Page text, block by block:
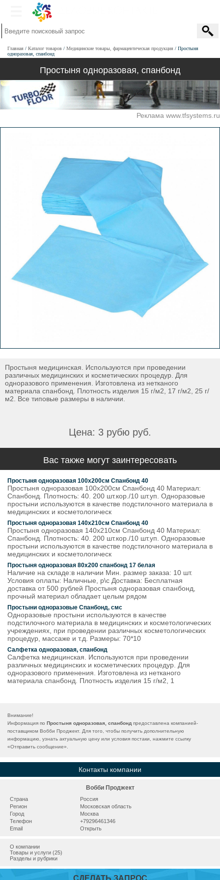
Главная Каталог товаров Медицинские товары, фармацевтическая продукция
Простыня
одноразовая, спанбонд
Простыня одноразовая, спанбонд
Реклама www.tfsystems.ru
Простыня медицинская. Используются при проведении
различных медицинских и косметических процедур. Для
одноразового применения. Изготовлена из нетканого
материала спанбонд. Плотность изделия 15 г/м2, 17 г/м2, 25 г/
м2. Все типовые размеры в наличии.
Цена: 3 рубю руб.
Вас также могут заинтересовать
Простыня одноразовая 100х200см Спанбонд 40
Простыня одноразовая 100х200см Спанбонд 40 Материал:
Спанбонд. Плотность: 40. 200 шт.кор./10 шт.уп. Одноразовые
простыни используются в качестве подстилочного материала в
медицинских и косметологическ
Простыня одноразовая 140х210см Спанбонд 40
Простыня одноразовая 140х210см Спанбонд 40 Материал:
Спанбонд. Плотность: 40. 200 шт.кор./10 шт.уп. Одноразовые
простыни используются в качестве подстилочного материала в
медицинских и косметологическ
Простыня одноразовая 80х200 спанбонд 17 белая
Наличие на складе:в наличии Мин. размер заказа: 10 шт.
Условия оплаты: Наличные, р\с Доставка: Бесплатная
доставка от 500 рублей Простыня одноразовая спанбонд,
прочный материал обладает целым рядом
Простыни одноразовые Спанбонд, смс
Одноразовые простыни используются в качестве
подстилочного материала в медицинских и косметологических
учреждениях, при проведении различных косметологических
процедур, массаже и т.д. Размеры: 70*10
Салфетка одноразовая, спанбонд
Салфетка медицинская. Используются при проведении
различных медицинских и косметических процедур. Для
одноразового применения. Изготовлена из нетканого
материала спанбонд. Плотность изделия 15 г/м2, 1
Внимание!
Информация по Простыня одноразовая, спанбонд предоставлена компанией-
поставщиком Вобби Проджект. Для того, чтобы получить дополнительную
информацию, узнать актуальную цену или условия постаки, нажмите ссылку
«Отправить сообщение».
Контакты компании
Вобби Проджект
Страна
Россия
Регион
Московская область
Город
Москва
Телефон
+79296461346
Email
Открыть
О компании
Товары и услуги (25)
Разделы и рубрики
СДЕЛАТЬ ЗАПРОС